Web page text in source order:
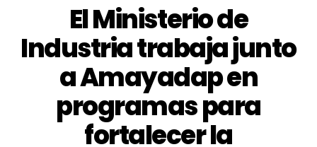
El Ministerio de
Industria trabaja junto
a Amayadap en
programas para
fortalecer la